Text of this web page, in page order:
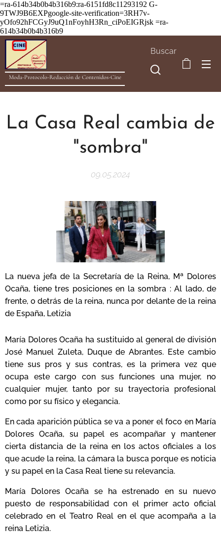
=ra-614b34b0b4b316b9:ra-6151fd8c11293192 G-
9TWJ9B6EXPgoogle-site-verification=3RH7v-
yOfo92hFCGyJ9uQ1nFoyhH3Rn_ciPoEIGRjsk =ra-
614b34b0b4b316b9
Moda-Protocolo-Redacción de Contenidos-Cine
Buscar
La Casa Real cambia de
"sombra"
09.05.2024
La nueva jefa de la Secretaría de la Reina, Mª Dolores
Ocaña, tiene tres posiciones en la sombra : Al lado, de
frente, o detrás de la reina, nunca por delante de la reina
de España, Letizia
María Dolores Ocaña ha sustituido al general de división
José Manuel Zuleta, Duque de Abrantes. Este cambio
tiene sus pros y sus contras, es la primera vez que
ocupa este cargo con sus funciones una mujer, no
cualquier mujer, tanto por su trayectoria profesional
como por su físico y elegancia.
En cada aparición pública se va a poner el foco en María
Dolores Ocaña, su papel es acompañar y mantener
cierta distancia de la reina en los actos oficiales a los
que acude la reina, la cámara la busca porque es noticia
y su papel en la Casa Real tiene su relevancia.
María Dolores Ocaña se ha estrenado en su nuevo
puesto de responsabilidad con el primer acto oficial
celebrado en el Teatro Real en el que acompaña a la
reina Letizia.